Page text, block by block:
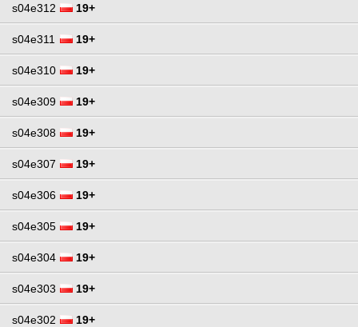
s04e312 19+
s04e311 19+
s04e310 19+
s04e309 19+
s04e308 19+
s04e307 19+
s04e306 19+
s04e305 19+
s04e304 19+
s04e303 19+
s04e302 19+